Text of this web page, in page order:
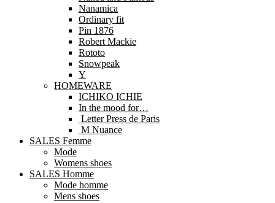
Nanamica
Ordinary fit
Pin 1876
Robert Mackie
Rototo
Snowpeak
Y
HOMEWARE
ICHIKO ICHIE
In the mood for…
Letter Press de Paris
M Nuance
SALES Femme
Mode
Womens shoes
SALES Homme
Mode homme
Mens shoes